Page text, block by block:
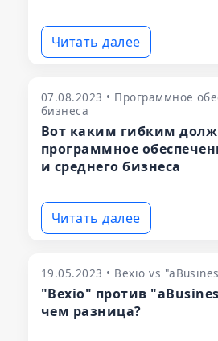
Читать далее
07.08.2023 • Программное
бизнеса
Вот каким гибким
программное
и среднего бизнеса
Читать далее
19.05.2023 • Bexio vs
"Bexio" против
чем разница?